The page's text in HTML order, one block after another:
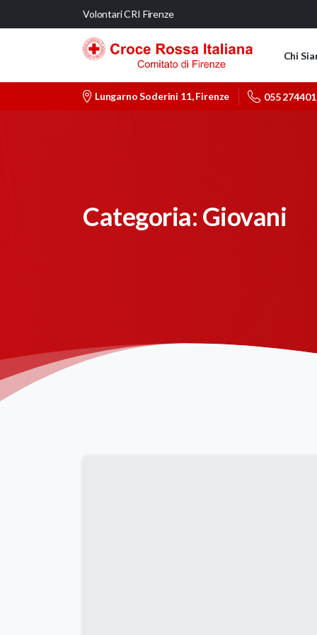
Volontari CRI Firenze
Chi
Lungarno Soderini 11, Firenze 055 274401
Categoria: Giovani